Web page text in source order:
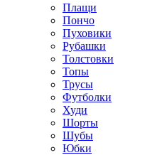
Плащи
Пончо
Пуховики
Рубашки
Толстовки
Топы
Трусы
Футболки
Худи
Шорты
Шубы
Юбки